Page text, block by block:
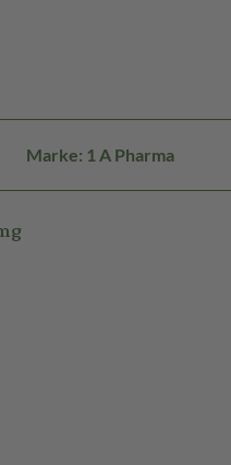
Marke: 1 A Pharma